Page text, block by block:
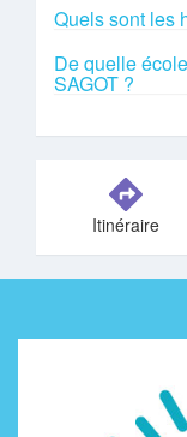
Quels sont les
De quelle
SAGOT ?
Itinéraire